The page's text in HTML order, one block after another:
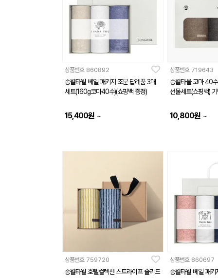
상품번호 860892
송월타월 베일 패키지 조문 답례품 3매
세트(160g코마40수)(쇼핑백 증정)
15,400원 ~
상품번호 719643
송월타올 코마 40
선물세트(쇼핑백)
10,800원 ~
상품번호 759720
송월타월 호텔컬렉션 스트라이프 솔리드
상품번호 860697
송월타월 베일 패